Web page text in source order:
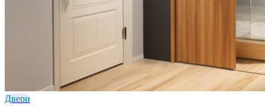
Двери